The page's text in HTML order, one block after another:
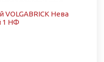
Нева
1 НФ